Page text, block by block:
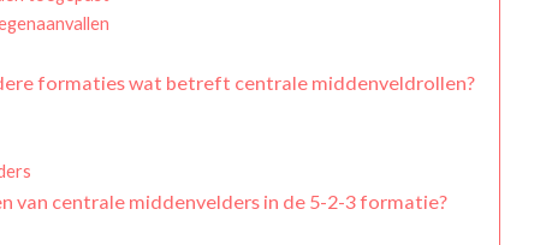
formaties wat betreft centrale middenveldrollen?
van centrale middenvelders in de 5-2-3 formatie?